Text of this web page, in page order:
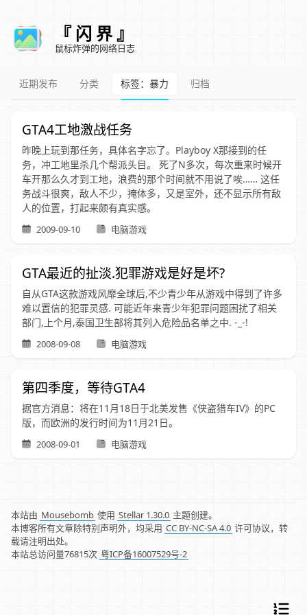
『 闪 界 』
鼠标炸弹的网络日志
近期发布 分类 标签：暴力 归档
GTA4工地激战任务
昨晚上玩到那任务，具体名字忘了。Playboy X那接到的任
务，冲工地里杀几个帮派头目。 死了N多次，每次重来时候开
车开那么久才到工地，浪费的那个时间就不用说了唉…… 这任
务战斗很爽，敌人不少，掩体多，又是室外，还不显示所有敌
人的位置，打起来颇有真实感。
2009-09-10 电脑游戏
GTA最近的扯淡.犯罪游戏是好是坏?
自从GTA这款游戏风靡全球后,不少青少年从游戏中得到了许多
难以置信的犯罪灵感. 可能近年来青少年犯罪问题困扰了相关
部门,上个月,泰国卫生部将其列入危险品名单之中. -_-!
2008-09-08 电脑游戏
第四季度，等待GTA4
据官方消息：将在11月18日于北美发售《侠盗猎车IV》的PC
版，而欧洲的发行时间为11月21日。
2008-09-01 电脑游戏
本站由 Mousebomb 使用 Stellar 1.30.0 主题创建。
本博客所有文章除特别声明外，均采用 CC BY-NC-SA 4.0 许可协议，转
载请注明出处。
本站总访问量76815次 粤ICP备16007529号-2